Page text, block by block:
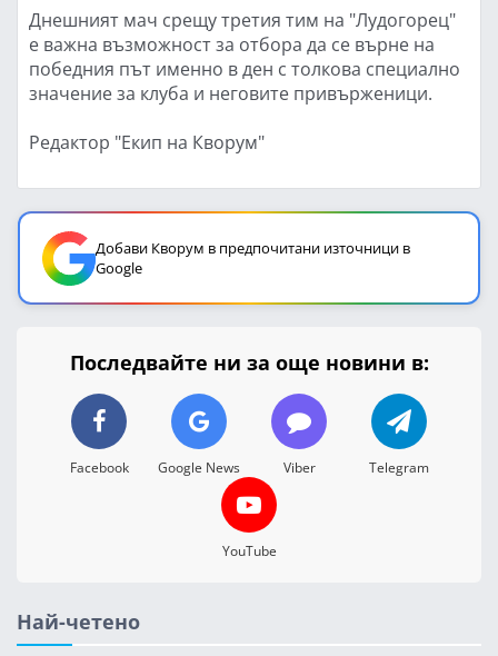
Днешният мач срещу третия тим на "Лудогорец"
е важна възможност за отбора да се върне на
победния път именно в ден с толкова специално
значение за клуба и неговите привърженици.
Редактор "Екип на Кворум"
Добави Кворум в предпочитани източници в
Google
Последвайте ни за още новини в:
Facebook Google News Viber Telegram
YouTube
Най-четено